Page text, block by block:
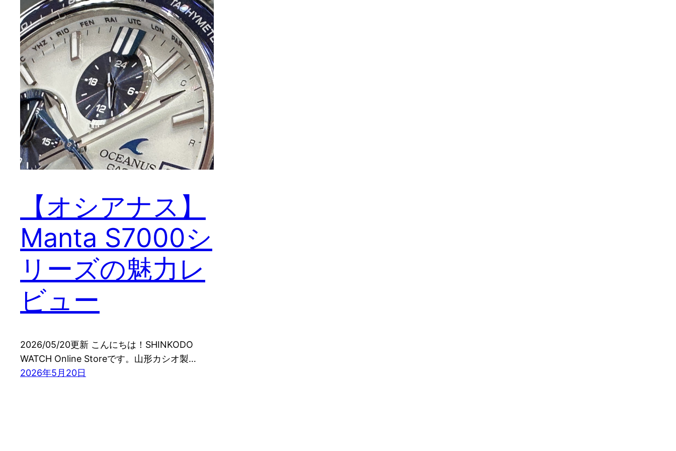
【オシアナス】
Manta S7000シ
リーズの魅力レ
ビュー
2026/05/20更新 こんにちは！SHINKODO
WATCH Online Storeです。山形カシオ製…
2026年5月20日